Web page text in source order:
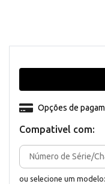
Compativel com:
ou selecione um modelo:
Opções de